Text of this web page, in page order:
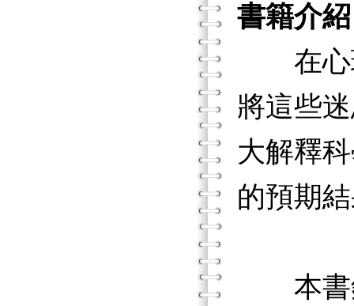
書籍介紹
在心理
將這些
大解釋
的預期
本書針